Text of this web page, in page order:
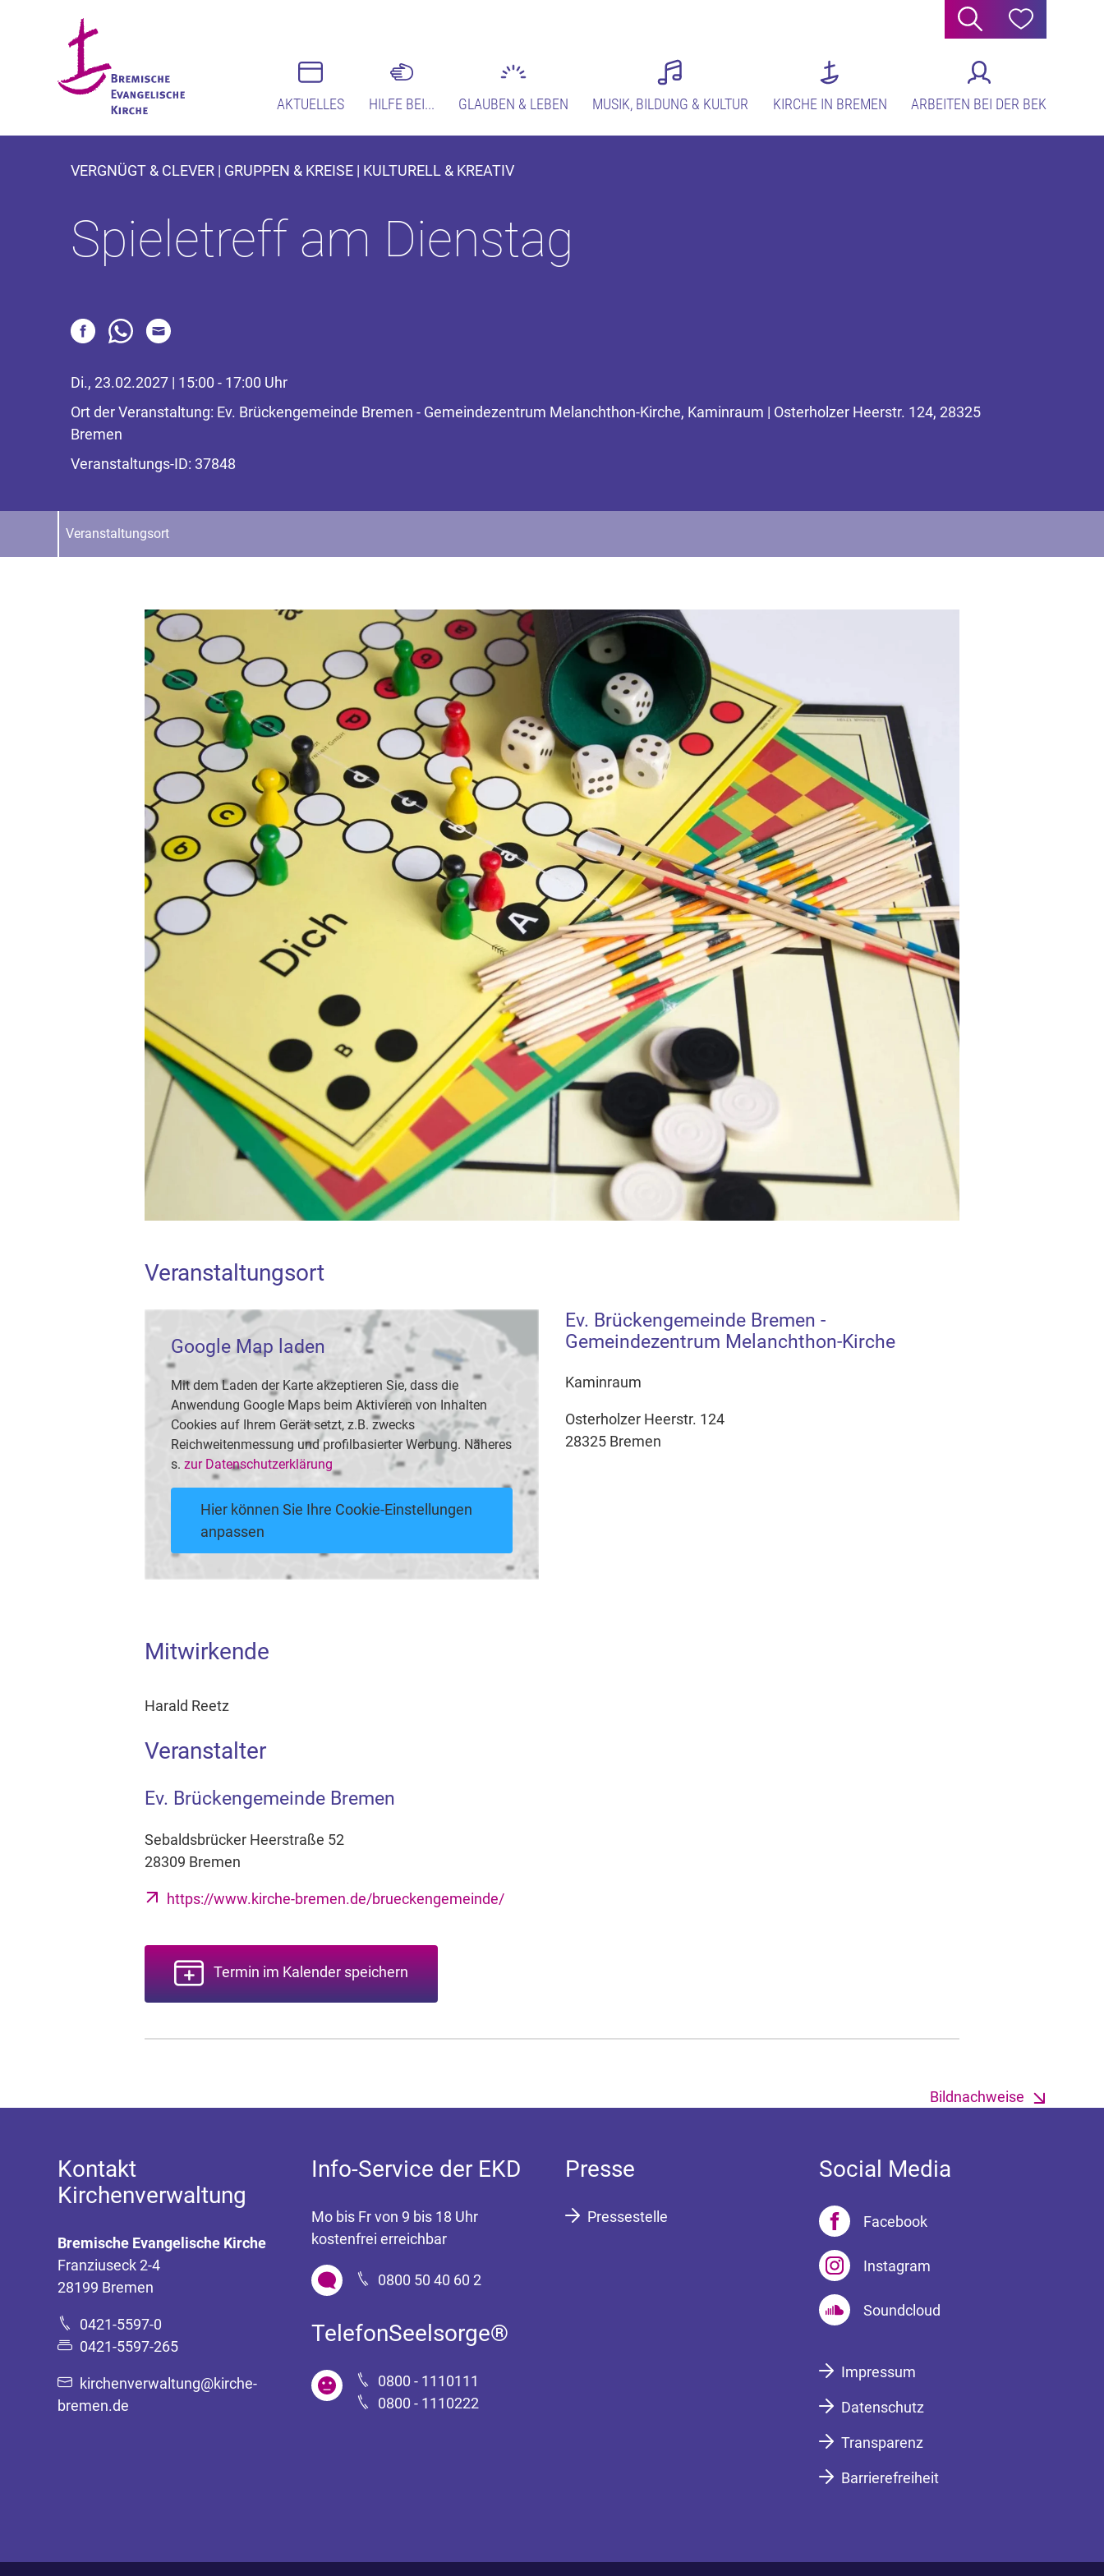
Suche Hilfe
AKTUELLES HILFE BEI... GLAUBEN & LEBEN MUSIK, BILDUNG & KULTUR KIRCHE IN BREMEN ARBEITEN BEI DER BEK
VERGNÜGT & CLEVER | GRUPPEN & KREISE | KULTURELL & KREATIV
Spieletreff am Dienstag
Di., 23.02.2027 | 15:00 - 17:00 Uhr
Ort der Veranstaltung: Ev. Brückengemeinde Bremen - Gemeindezentrum Melanchthon-Kirche, Kaminraum | Osterholzer Heerstr. 124, 28325
Bremen
Veranstaltungs-ID: 37848
Veranstaltungsort
Veranstaltungsort
Google Map laden
Mit dem Laden der Karte akzeptieren Sie, dass die
Anwendung Google Maps beim Aktivieren von Inhalten
Cookies auf Ihrem Gerät setzt, z.B. zwecks
Reichweitenmessung und profilbasierter Werbung. Näheres
s. zur Datenschutzerklärung
Hier können Sie Ihre Cookie-Einstellungen
anpassen
Ev. Brückengemeinde Bremen -
Gemeindezentrum Melanchthon-Kirche
Kaminraum
Osterholzer Heerstr. 124
28325 Bremen
Mitwirkende
Harald Reetz
Veranstalter
Ev. Brückengemeinde Bremen
Sebaldsbrücker Heerstraße 52
28309 Bremen
https://www.kirche-bremen.de/brueckengemeinde/
Termin im Kalender speichern
Bildnachweise
Kontakt
Kirchenverwaltung
Bremische Evangelische Kirche
Franziuseck 2-4
28199 Bremen
0421-5597-0
0421-5597-265
kirchenverwaltung@kirche-
bremen.de
Info-Service der EKD
Mo bis Fr von 9 bis 18 Uhr
kostenfrei erreichbar
0800 50 40 60 2
TelefonSeelsorge®
0800 - 1110111
0800 - 1110222
Presse
Pressestelle
Social Media
Facebook
Instagram
Soundcloud
Impressum
Datenschutz
Transparenz
Barrierefreiheit